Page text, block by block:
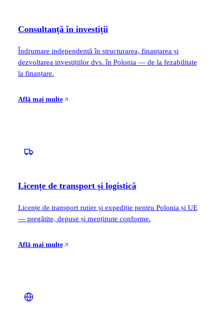
Consultanță în investiții
Îndrumare independentă în structurarea, finanțarea și
dezvoltarea investițiilor dvs. în Polonia — de la fezabilitate
la finanțare.
Află mai multe
Licențe de transport și logistică
Licențe de transport rutier și expediție pentru Polonia și UE
— pregătite, depuse și menținute conforme.
Află mai multe